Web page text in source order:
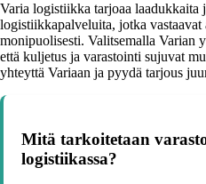
Varia logistiikka tarjoaa laadukkaita
logistiikkapalveluita, jotka vastaavat
monipuolisesti. Valitsemalla Varian
että kuljetus ja varastointi sujuvat
yhteyttä Variaan ja pyydä tarjous
Mitä tarkoitetaan
logistiikassa?